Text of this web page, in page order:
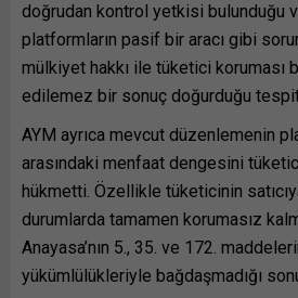
doğrudan kontrol yetkisi bulunduğu
platformların pasif bir aracı gibi
mülkiyet hakkı ile tüketici koruması
edilemez bir sonuç doğurduğu tespiti
AYM ayrıca mevcut düzenlemenin
arasındaki menfaat dengesini
hükmetti. Özellikle tüketicinin
durumlarda tamamen korumasız
Anayasa’nın 5., 35. ve 172.
yükümlülükleriyle bağdaşmadığı